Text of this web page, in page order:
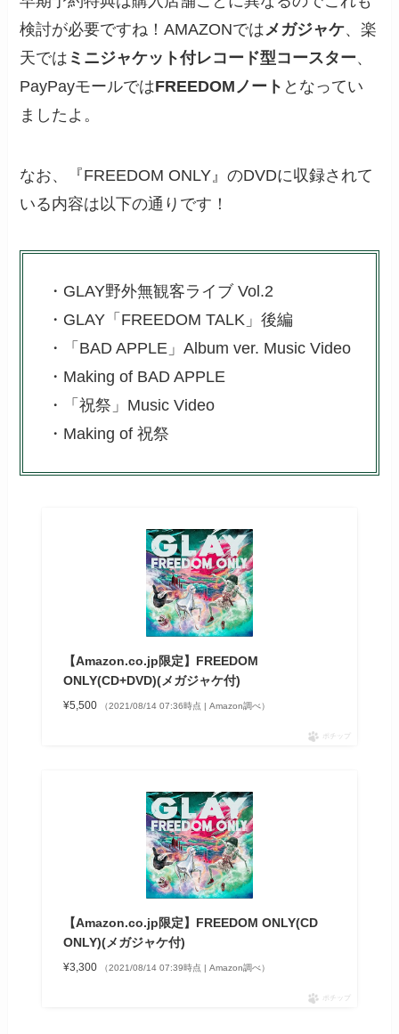
検討が必要ですね！AMAZONでは メガジャケ、楽
天では ミニジャケット付レコード型コースター、
PayPayモールではFREEDOMノート となってい
ましたよ。
なお、『FREEDOM ONLY』のDVDに収録されて
いる内容は以下の通りです！
・GLAY野外無観客ライブ Vol.2
・GLAY「FREEDOM TALK」後編
・「BAD APPLE」Album ver. Music Video
・Making of BAD APPLE
・「祝祭」Music Video
・Making of 祝祭
【Amazon.co.jp限定】FREEDOM
ONLY(CD+DVD)(メガジャケ付)
¥5,500 （2021/08/14 07:36時点 | Amazon調べ）
ポチップ
【Amazon.co.jp限定】FREEDOM ONLY(CD
ONLY)(メガジャケ付)
¥3,300 （2021/08/14 07:39時点 | Amazon調べ）
ポチップ